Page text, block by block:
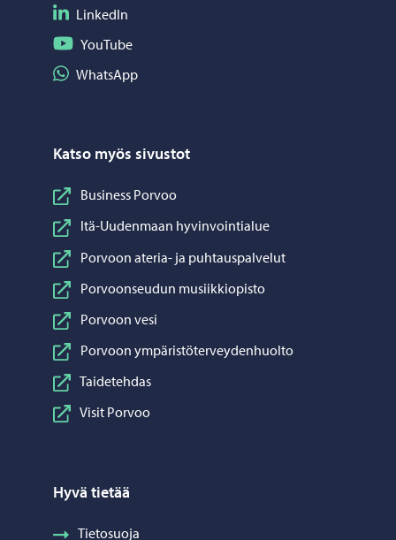
Seuraa LinkedIn
LinkedIn
Seuraa YouTube
YouTube
Jaa WhatsApp
WhatsApp
Katso myös sivustot
Business Porvoo
Itä-Uudenmaan hyvinvointialue
Porvoon ateria- ja puhtauspalvelut
Porvoonseudun musiikkiopisto
Porvoon vesi
Porvoon ympäristöterveydenhuolto
Taidetehdas
Visit Porvoo
Hyvä tietää
Tietosuoja